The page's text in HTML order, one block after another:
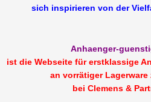
sich inspirieren von der
Anhaenger-
ist die Webseite für erstklassige
an vorrätiger Lagerware
bei Clemens &